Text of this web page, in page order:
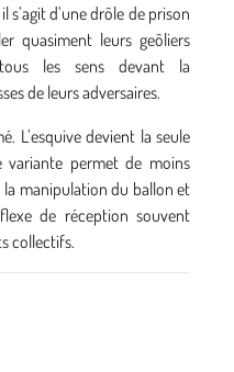
s’agit d’une drôle de prison
quasiment leurs geôliers
les sens devant la
de leurs adversaires.
L’esquive devient la seule
variante permet de moins
la manipulation du ballon et
de réception souvent
collectifs.